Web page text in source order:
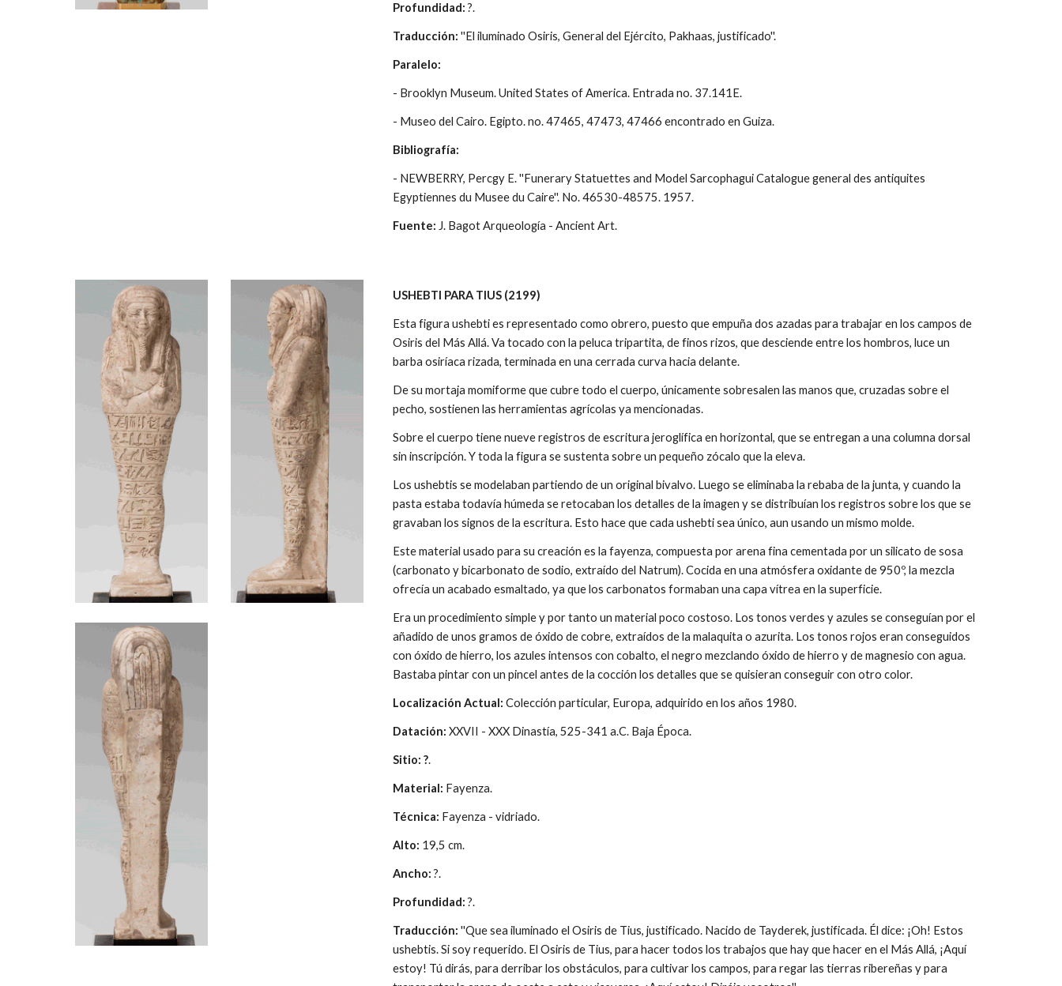
Profundidad:?.
Traducción:''El iluminado Osiris, General del Ejército, Pakhaas, justificado''.
Paralelo:
- Brooklyn Museum. United States of America. Entrada no. 37.141E.
- Museo del Cairo. Egipto. no. 47465, 47473, 47466 encontrado en Guiza.
Bibliografía:
- NEWBERRY, Percgy E. ''Funerary Statuettes and Model Sarcophagui Catalogue general des antiquites
Egyptiennes du Musee du Caire''. No. 46530-48575. 1957.
Fuente: J. Bagot Arqueología - Ancient Art.
USHEBTI PARA TIUS (2199)
Esta figura ushebti es representado como obrero, puesto que empuña dos azadas para trabajar en los campos de
Osiris del Más Allá. Va tocado con la peluca tripartita, de finos rizos, que desciende entre los hombros, luce un
barba osiríaca rizada, terminada en una cerrada curva hacia delante.
De su mortaja momiforme que cubre todo el cuerpo, únicamente sobresalen las manos que, cruzadas sobre el
pecho, sostienen las herramientas agrícolas ya mencionadas.
Sobre el cuerpo tiene nueve registros de escritura jeroglífica en horizontal, que se entregan a una columna dorsal
sin inscripción. Y toda la figura se sustenta sobre un pequeño zócalo que la eleva.
Los ushebtis se modelaban partiendo de un original bivalvo. Luego se eliminaba la rebaba de la junta, y cuando la
pasta estaba todavía húmeda se retocaban los detalles de la imagen y se distribuían los registros sobre los que se
gravaban los signos de la escritura. Esto hace que cada ushebti sea único, aun usando un mismo molde.
Este material usado para su creación es la fayenza, compuesta por arena fina cementada por un silicato de sosa
(carbonato y bicarbonato de sodio, extraído del Natrum). Cocida en una atmósfera oxidante de 950º, la mezcla
ofrecía un acabado esmaltado, ya que los carbonatos formaban una capa vítrea en la superficie.
Era un procedimiento simple y por tanto un material poco costoso. Los tonos verdes y azules se conseguían por el
añadido de unos gramos de óxido de cobre, extraídos de la malaquita o azurita. Los tonos rojos eran conseguidos
con óxido de hierro, los azules intensos con cobalto, el negro mezclando óxido de hierro y de magnesio con agua.
Bastaba pintar con un pincel antes de la cocción los detalles que se quisieran conseguir con otro color.
Localización Actual: Colección particular, Europa, adquirido en los años 1980.
Datación: XXVII - XXX Dinastía, 525-341 a.C. Baja Época.
Sitio: ?.
Material: Fayenza.
Técnica: Fayenza - vidriado.
Alto: 19,5 cm.
Ancho:?.
Profundidad:?.
Traducción:''Que sea iluminado el Osiris de Tius, justificado. Nacido de Tayderek, justificada. Él dice: ¡Oh! Estos
ushebtis. Si soy requerido. El Osiris de Tius, para hacer todos los trabajos que hay que hacer en el Más Allá, ¡Aquí
estoy! Tú dirás, para derribar los obstáculos, para cultivar los campos, para regar las tierras ribereñas y para